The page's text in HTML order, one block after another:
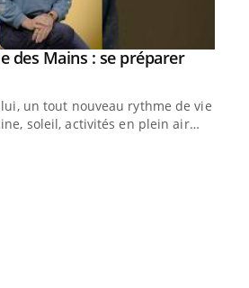
des Mains : se préparer
un tout nouveau rythme de vie !
soleil, activités en plein air…